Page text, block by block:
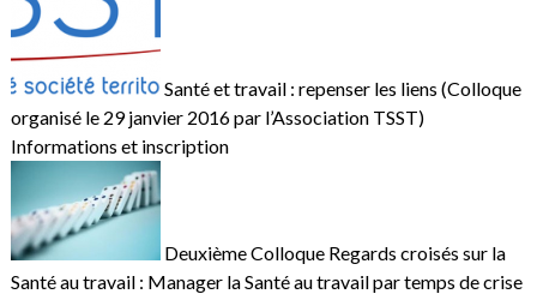
Santé et travail : repenser les liens (Colloque
organisé le 29 janvier 2016 par l’Association TSST)
Informations et inscription
Deuxième Colloque Regards croisés sur la
Santé au travail : Manager la Santé au travail par temps de crise